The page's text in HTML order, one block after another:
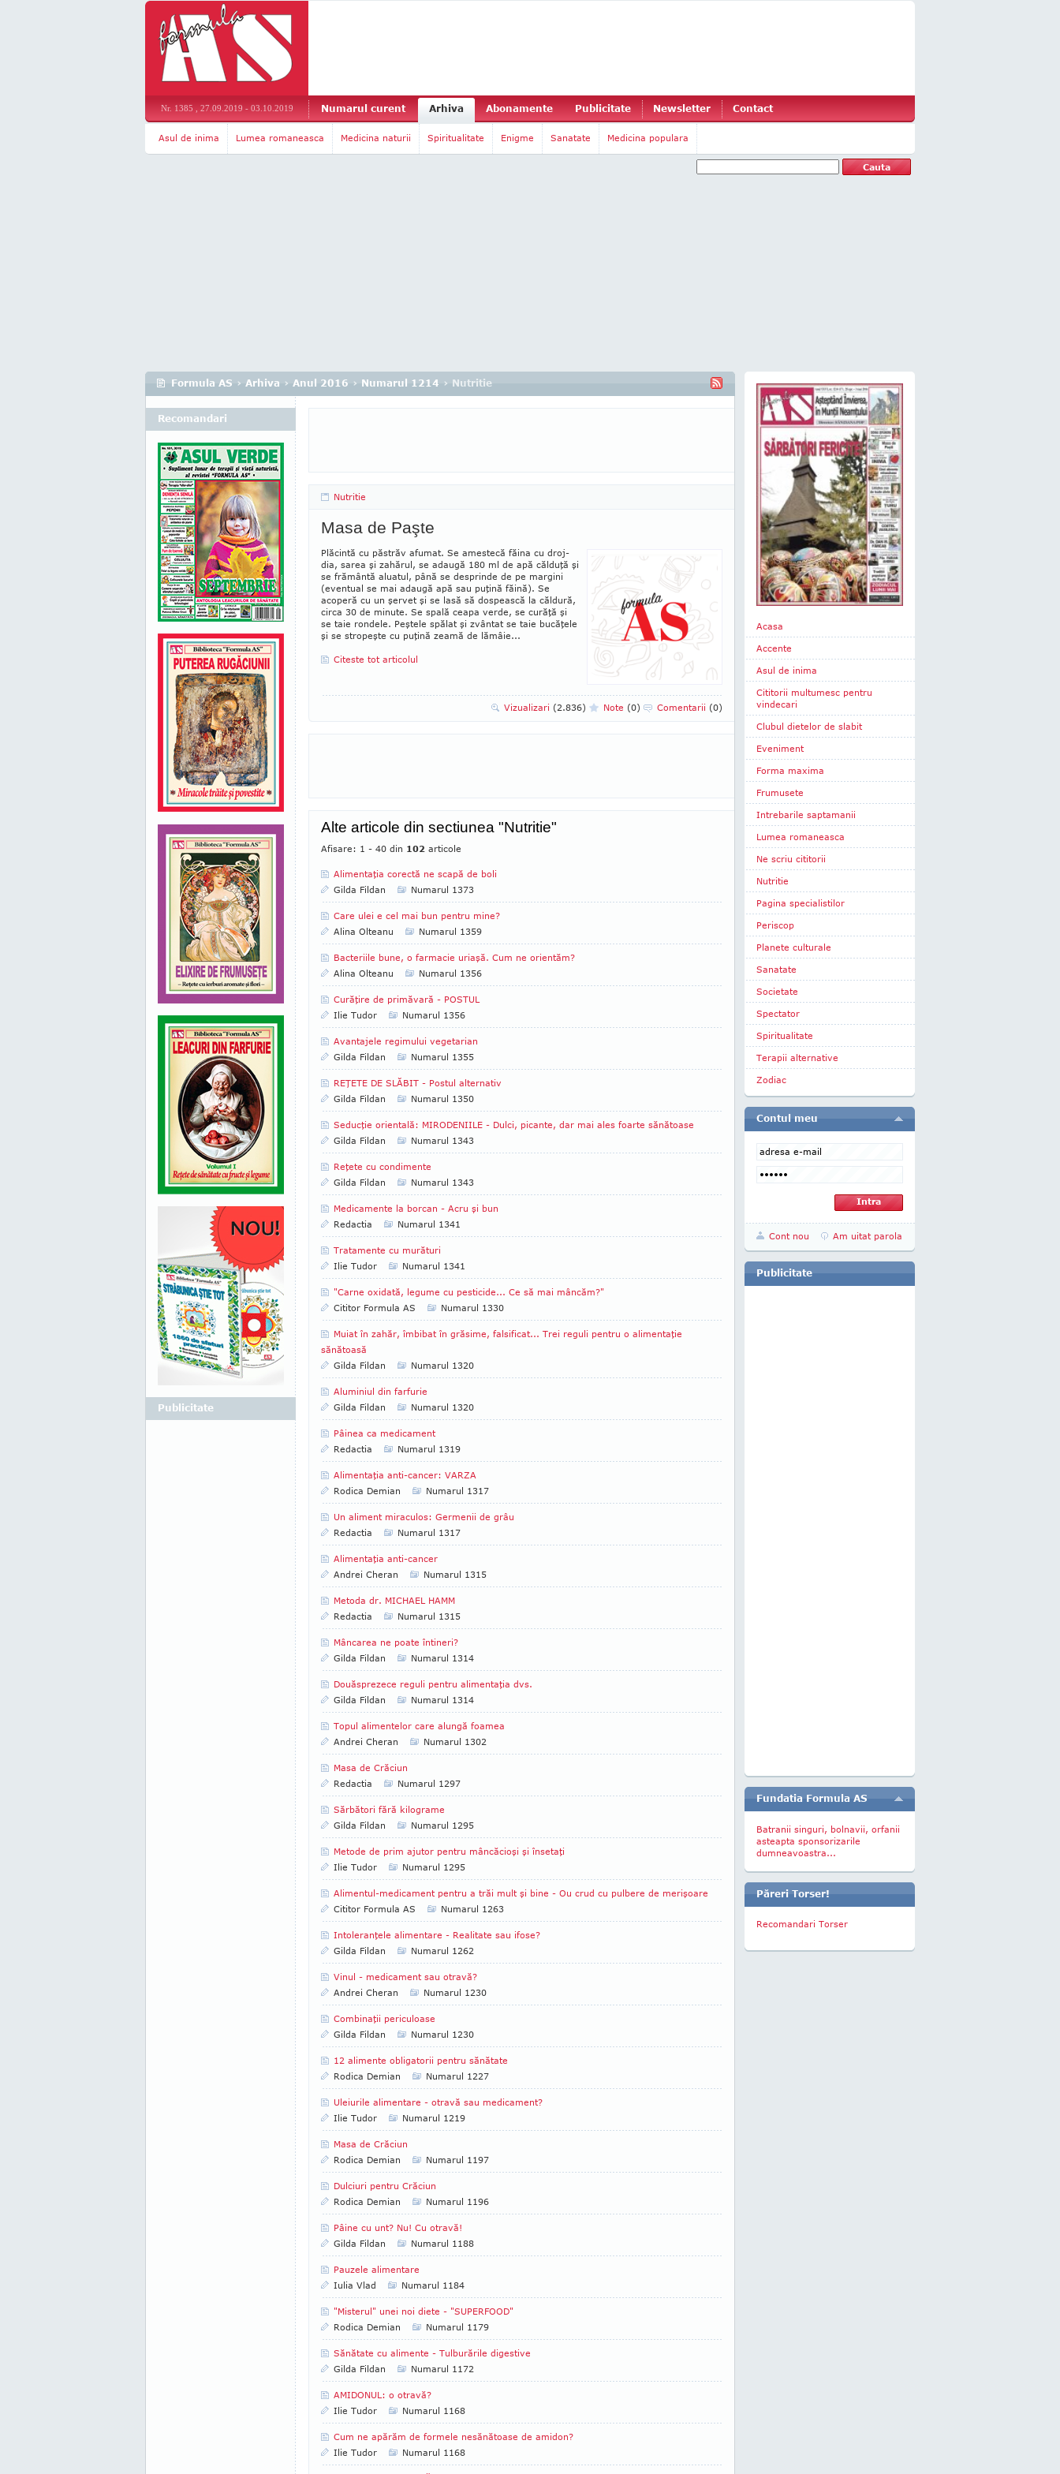
Nr. 1385 , 27.09.2019 - 03.10.2019 Numarul curent Arhiva Abonamente Publicitate Newsletter Contact
Asul de inima Lumea romaneasca Medicina naturii Spiritualitate Enigme Sanatate Medicina populara
Formula AS › Arhiva › Anul 2016 › Numarul 1214 › Nutritie
Nutritie
Masa de Paşte
Plăcintă cu păstrăv afumat. Se amestecă făina cu droj­
dia, sarea şi zahărul, se adaugă 180 ml de apă călduţă şi
se frământă aluatul, până se des­prinde de pe margini
(eventual se mai adaugă apă sau puţină făină). Se
acoperă cu un şervet şi se lasă să dospească la căldură,
circa 30 de minute. Se spală ceapa verde, se curăţă şi
se taie rondele. Peştele spălat şi zvântat se taie bucăţele
şi se stropeşte cu puţină zeamă de lămâie...
Citeste tot articolul
Vizualizari (2.836) Note (0) Comentarii (0)
Alte articole din sectiunea "Nutritie"
Afisare: 1 - 40 din 102 articole
Alimentaţia corectă ne scapă de boli
Gilda Fildan
Numarul 1373
Care ulei e cel mai bun pentru mine?
Alina Olteanu
Numarul 1359
Bacteriile bune, o farmacie uriaşă. Cum ne orientăm?
Alina Olteanu
Numarul 1356
Curăţire de primăvară - POSTUL
Ilie Tudor
Numarul 1356
Avantajele regimului vegetarian
Gilda Fildan
Numarul 1355
REŢETE DE SLĂBIT - Postul alternativ
Gilda Fildan
Numarul 1350
Seducţie orientală: MIRODENIILE - Dulci, picante, dar mai ales foarte sănătoase
Gilda Fildan
Numarul 1343
Reţete cu condimente
Gilda Fildan
Numarul 1343
Medicamente la borcan - Acru şi bun
Redactia
Numarul 1341
Tratamente cu murături
Ilie Tudor
Numarul 1341
"Carne oxidată, legume cu pesticide... Ce să mai mâncăm?"
Cititor Formula AS
Numarul 1330
Muiat în zahăr, îmbibat în grăsime, falsificat... Trei reguli pentru o alimentaţie
sănătoasă
Gilda Fildan
Numarul 1320
Aluminiul din farfurie
Gilda Fildan
Numarul 1320
Pâinea ca medicament
Redactia
Numarul 1319
Alimentaţia anti-cancer: VARZA
Rodica Demian
Numarul 1317
Un aliment miraculos: Germenii de grâu
Redactia
Numarul 1317
Alimentaţia anti-cancer
Andrei Cheran
Numarul 1315
Metoda dr. MICHAEL HAMM
Redactia
Numarul 1315
Mâncarea ne poate întineri?
Gilda Fildan
Numarul 1314
Douăsprezece reguli pentru alimentaţia dvs.
Gilda Fildan
Numarul 1314
Topul alimentelor care alungă foamea
Andrei Cheran
Numarul 1302
Masa de Crăciun
Redactia
Numarul 1297
Sărbători fără kilograme
Gilda Fildan
Numarul 1295
Metode de prim ajutor pentru mâncăcioşi şi însetaţi
Ilie Tudor
Numarul 1295
Alimentul-medicament pentru a trăi mult şi bine - Ou crud cu pulbere de merişoare
Cititor Formula AS
Numarul 1263
Intoleranţele alimentare - Realitate sau ifose?
Gilda Fildan
Numarul 1262
Vinul - medicament sau otravă?
Andrei Cheran
Numarul 1230
Combinaţii periculoase
Gilda Fildan
Numarul 1230
12 alimente obligatorii pentru sănătate
Rodica Demian
Numarul 1227
Uleiurile alimentare - otravă sau medicament?
Ilie Tudor
Numarul 1219
Masa de Crăciun
Rodica Demian
Numarul 1197
Dulciuri pentru Crăciun
Rodica Demian
Numarul 1196
Pâine cu unt? Nu! Cu otravă!
Gilda Fildan
Numarul 1188
Pauzele alimentare
Iulia Vlad
Numarul 1184
"Misterul" unei noi diete - "SUPERFOOD"
Rodica Demian
Numarul 1179
Sănătate cu alimente - Tulburările digestive
Gilda Fildan
Numarul 1172
AMIDONUL: o otravă?
Ilie Tudor
Numarul 1168
Cum ne apărăm de formele nesănătoase de amidon?
Ilie Tudor
Numarul 1168
Recomandari
Publicitate
Acasa
Accente
Asul de inima
Cititorii multumesc pentru
vindecari
Clubul dietelor de slabit
Eveniment
Forma maxima
Frumusete
Intrebarile saptamanii
Lumea romaneasca
Ne scriu cititorii
Nutritie
Pagina specialistilor
Periscop
Planete culturale
Sanatate
Societate
Spectator
Spiritualitate
Terapii alternative
Zodiac
Contul meu
Cont nou Am uitat parola
Publicitate
Fundatia Formula AS
Batranii singuri, bolnavii, orfanii
asteapta sponsorizarile
dumneavoastra...
Păreri Torser!
Recomandari Torser